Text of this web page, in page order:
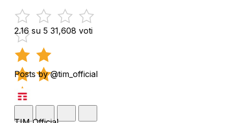
2.16 su 5 31,608 voti
Posts by @tim_official